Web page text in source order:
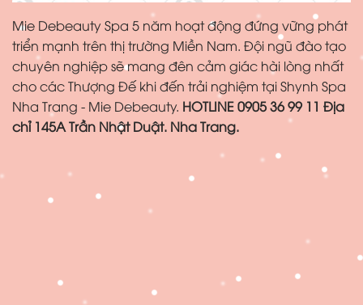
Mie Debeauty Spa 5 năm hoạt động đứng vững phát
triển mạnh trên thị trường Miền Nam. Đội ngũ đào tạo
chuyên nghiệp sẽ mang đên cảm giác hài lòng nhất
cho các Thượng Đế khi đến trải nghiệm tại Shynh Spa
Nha Trang - Mie Debeauty. HOTLINE 0905 36 99 11 Địa
chỉ 145A Trần Nhật Duật. Nha Trang.